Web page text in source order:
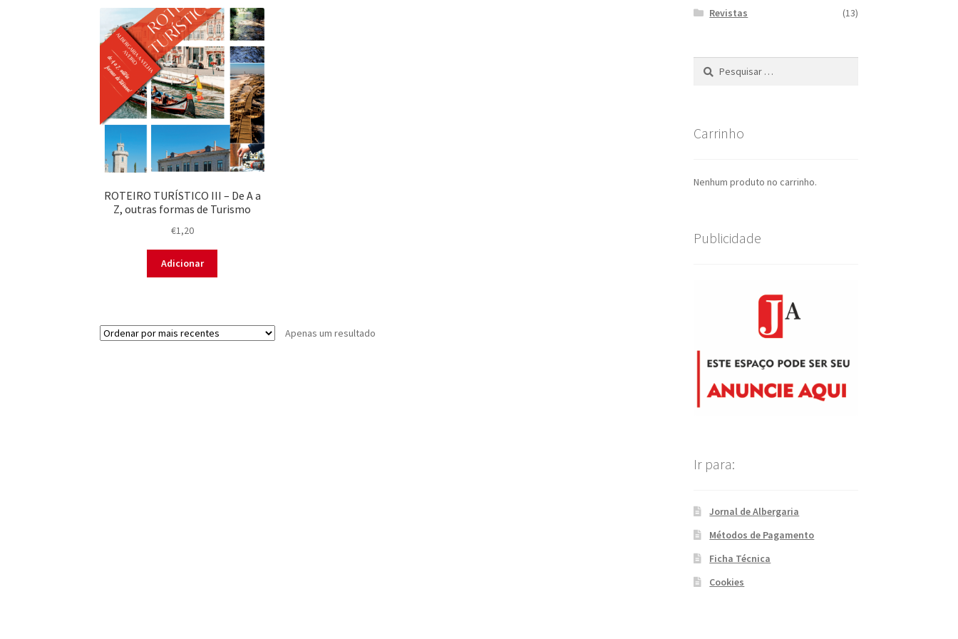
ROTEIRO TURÍSTICO III – De A a
Z, outras formas de Turismo
€1,20
Adicionar
Apenas um resultado
Revistas
(13)
Pesquisar
Carrinho
Nenhum produto no carrinho.
Publicidade
Ir para:
Jornal de Albergaria
Métodos de Pagamento
Ficha Técnica
Cookies